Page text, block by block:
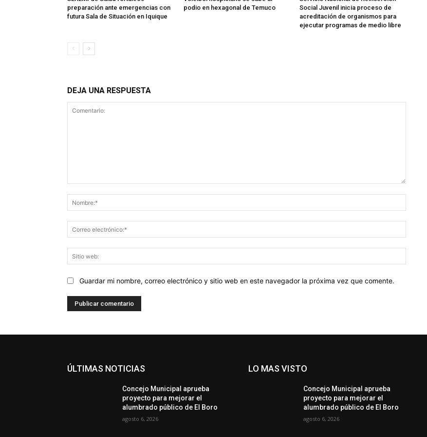
preparación ante emergencias con
futura Sala de Situación en Iquique
podio en hexagonal de Temuco
Social Juvenil inicia proceso de
acreditación de organismos para
ejecutar programas de medio libre
DEJA UNA RESPUESTA
web:
Guardar mi nombre, correo electrónico y sitio web en este navegador la próxima vez que comente.
ÚLTIMAS NOTICIAS
Concejo Municipal aprueba
proyecto para mejorar el
alumbrado público de El Boro
agosto 6, 2026
LO MAS VISTO
Concejo Municipal aprueba
proyecto para mejorar el
alumbrado público de El Boro
agosto 6, 2026